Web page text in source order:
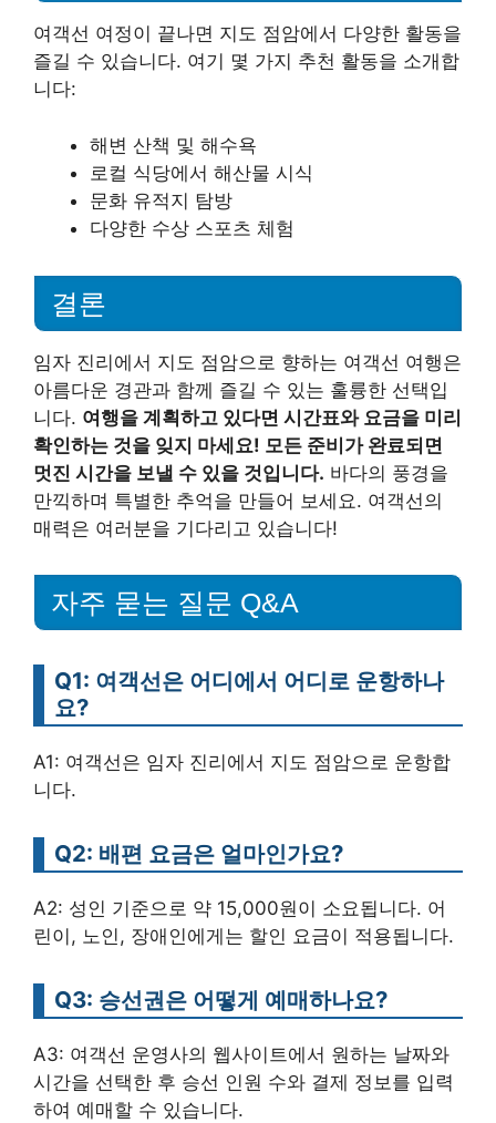
여객선 여정이 끝나면 지도 점암에서 다양한 활동을
즐길 수 있습니다. 여기 몇 가지 추천 활동을 소개합
니다:
해변 산책 및 해수욕
로컬 식당에서 해산물 시식
문화 유적지 탐방
다양한 수상 스포츠 체험
결론
임자 진리에서 지도 점암으로 향하는 여객선 여행은
아름다운 경관과 함께 즐길 수 있는 훌륭한 선택입
니다. 여행을 계획하고 있다면 시간표와 요금을 미리
확인하는 것을 잊지 마세요! 모든 준비가 완료되면
멋진 시간을 보낼 수 있을 것입니다. 바다의 풍경을
만끽하며 특별한 추억을 만들어 보세요. 여객선의
매력은 여러분을 기다리고 있습니다!
자주 묻는 질문 Q&A
Q1: 여객선은 어디에서 어디로 운항하나
요?
A1: 여객선은 임자 진리에서 지도 점암으로 운항합
니다.
Q2: 배편 요금은 얼마인가요?
A2: 성인 기준으로 약 15,000원이 소요됩니다. 어
린이, 노인, 장애인에게는 할인 요금이 적용됩니다.
Q3: 승선권은 어떻게 예매하나요?
A3: 여객선 운영사의 웹사이트에서 원하는 날짜와
시간을 선택한 후 승선 인원 수와 결제 정보를 입력
하여 예매할 수 있습니다.